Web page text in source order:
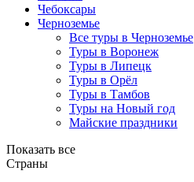
Чебоксары
Черноземье
Все туры в Черноземье
Туры в Воронеж
Туры в Липецк
Туры в Орёл
Туры в Тамбов
Туры на Новый год
Майские праздники
Показать все
Страны